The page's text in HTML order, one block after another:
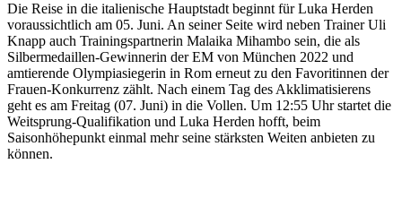
Die Reise in die italienische Hauptstadt beginnt für Luka Herden
voraussichtlich am 05. Juni. An seiner Seite wird neben Trainer Uli
Knapp auch Trainingspartnerin Malaika Mihambo sein, die als
Silbermedaillen-Gewinnerin der EM von München 2022 und
amtierende Olympiasiegerin in Rom erneut zu den Favoritinnen der
Frauen-Konkurrenz zählt. Nach einem Tag des Akklimatisierens
geht es am Freitag (07. Juni) in die Vollen. Um 12:55 Uhr startet die
Weitsprung-Qualifikation und Luka Herden hofft, beim
Saisonhöhepunkt einmal mehr seine stärksten Weiten anbieten zu
können.